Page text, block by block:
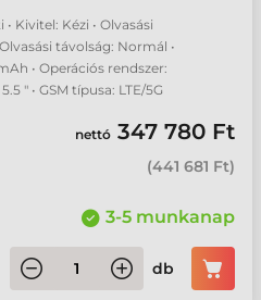
Kivitel: Kézi • Olvasási
távolság: Normál •
• Operációs rendszer:
" • GSM típusa: LTE/5G
nettó 347 780 Ft
(441 681 Ft)
3-5 munkanap
db